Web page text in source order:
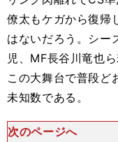
僚太もケガから復帰
はないだろう。シー
児、MF長谷川竜也
この大舞台で普段ど
未知数である。
次のページへ